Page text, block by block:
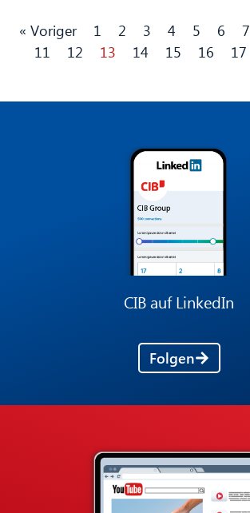
« Voriger 1 2 3 4 5 6 7
11
12 13 14 15 16 17
CIB auf LinkedIn
Folgen